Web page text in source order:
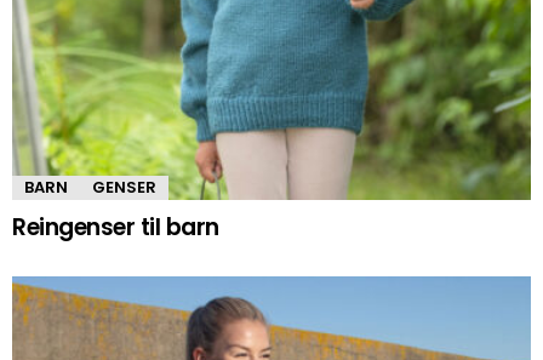
BARN GENSER
Reingenser til barn